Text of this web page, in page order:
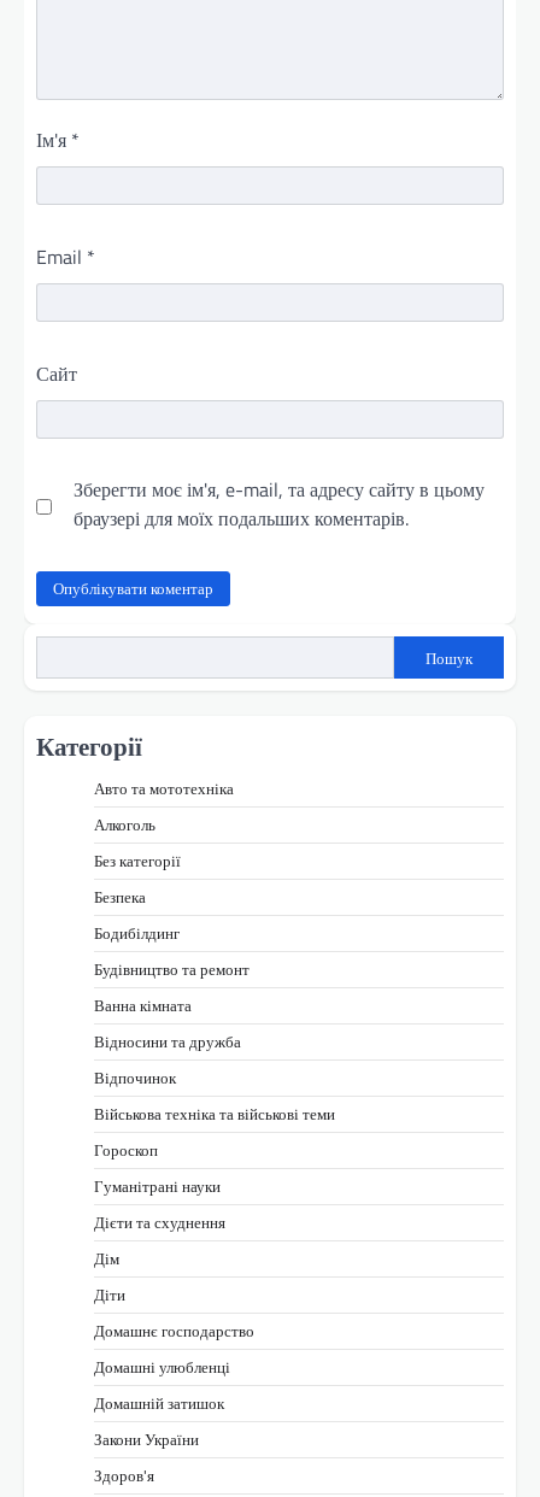
Ім'я *
Email *
Сайт
Зберегти моє ім'я, e-mail, та адресу сайту в цьому
браузері для моїх подальших коментарів.
Пошук
Категорії
Авто та мототехніка
Алкоголь
Без категорії
Безпека
Бодибілдинг
Будівництво та ремонт
Ванна кімната
Відносини та дружба
Відпочинок
Військова техніка та військові теми
Гороскоп
Гуманітрані науки
Дієти та схуднення
Дім
Діти
Домашнє господарство
Домашні улюбленці
Домашній затишок
Закони України
Здоров'я